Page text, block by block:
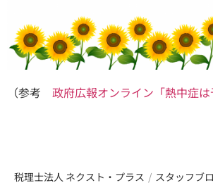
（参考 政府広報オンライン「熱中症は
税理士法人 ネクスト・プラス
スタッフブ